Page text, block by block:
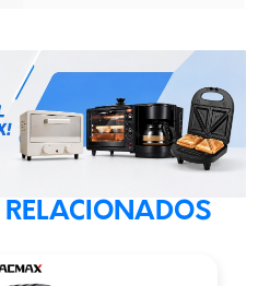
RELACIONADOS